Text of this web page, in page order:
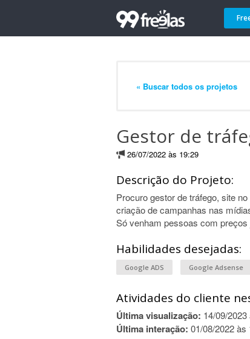
« Buscar todos os projetos
Gestor de
26/07/2022 às 19:29
Descrição do Projeto:
Procuro gestor de tráfego, site
criação de campanhas nas
Só venham pessoas com preços
Habilidades desejadas:
Google ADS Google Adsense
Atividades do cliente
Última visualização: 14/09/2023
Última interação: 01/08/2022 às